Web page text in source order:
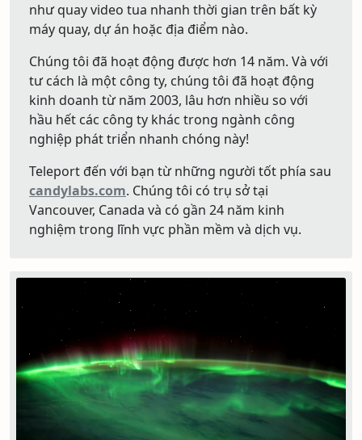
như quay video tua nhanh thời gian trên bất kỳ
máy quay, dự án hoặc địa điểm nào.
Chúng tôi đã hoạt động được hơn 14 năm. Và với
tư cách là một công ty, chúng tôi đã hoạt động
kinh doanh từ năm 2003, lâu hơn nhiều so với
hầu hết các công ty khác trong ngành công
nghiệp phát triển nhanh chóng này!
Teleport đến với bạn từ những người tốt phía sau
candylabs.com. Chúng tôi có trụ sở tại
Vancouver, Canada và có gần 24 năm kinh
nghiệm trong lĩnh vực phần mềm và dịch vụ.